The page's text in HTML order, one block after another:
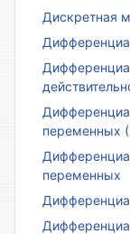
Дискретная
переменных
переменных